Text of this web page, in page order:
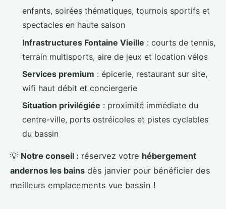
enfants, soirées thématiques, tournois sportifs et
spectacles en haute saison
Infrastructures Fontaine Vieille : courts de tennis,
terrain multisports, aire de jeux et location vélos
Services premium : épicerie, restaurant sur site,
wifi haut débit et conciergerie
Situation privilégiée : proximité immédiate du
centre-ville, ports ostréicoles et pistes cyclables
du bassin
💡 Notre conseil : réservez votre hébergement
andernos les bains dès janvier pour bénéficier des
meilleurs emplacements vue bassin !